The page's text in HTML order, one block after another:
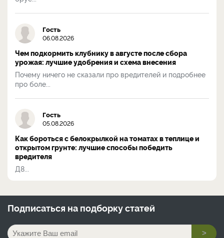
Гость
06.08.2026
Чем подкормить клубнику в августе после сбора
урожая: лучшие удобрения и схема внесения
Почему ничего не сказали про вредителей и подробнее
про боле...
Гость
05.08.2026
Как бороться с белокрылкой на томатах в теплице и
открытом грунте: лучшие способы победить
вредителя
Д8...
Подписаться на подборку статей
>